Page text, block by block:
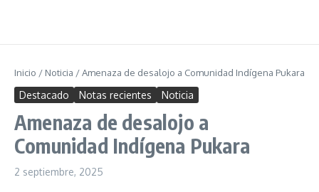
Inicio / Noticia /Amenaza de desalojo a Comunidad Indígena Pukara
Destacado Notas recientes Noticia
Amenaza de desalojo a
Comunidad Indígena Pukara
2 septiembre, 2025